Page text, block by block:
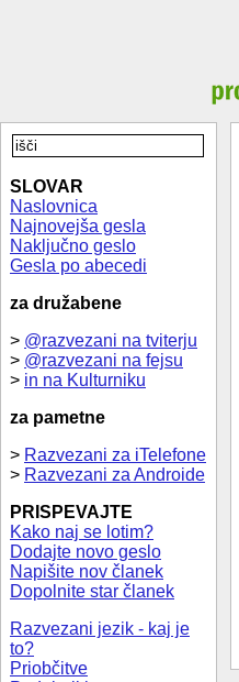
SLOVAR
Naslovnica
Najnovejša gesla
Naključno geslo
Gesla po abecedi
za družabene
> @razvezani na tviterju
> @razvezani na fejsu
> in na Kulturniku
za pametne
> Razvezani za iTelefone
> Razvezani za Androide
PRISPEVAJTE
Kako naj se lotim?
Dodajte novo geslo
Napišite nov članek
Dopolnite star članek
Razvezani jezik - kaj je
to?
Priobčitve